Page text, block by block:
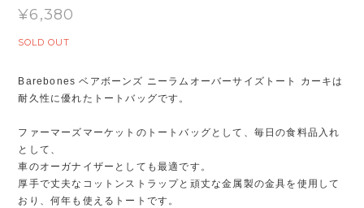
¥6,380
SOLD OUT
Barebones ベアボーンズ ニーラムオーバーサイズトート カーキは
耐久性に優れたトートバッグです。
ファーマーズマーケットのトートバッグとして、毎日の食料品入れ
として、
車のオーガナイザーとしても最適です。
厚手で丈夫なコットンストラップと頑丈な金属製の金具を使用して
おり、何年も使えるトートです。